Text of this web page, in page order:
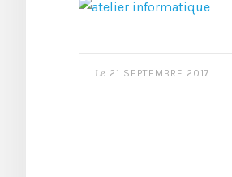
Le 21 SEPTEMBRE 2017